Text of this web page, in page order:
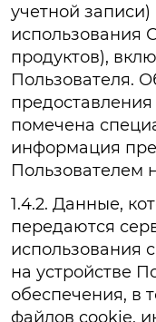
учетной
использования
продуктов),
Пользователя.
помечена
информация
Пользователем
1.4.2. Данные,
передаются
использования
на устройстве
обеспечения, в
файлов cookie,